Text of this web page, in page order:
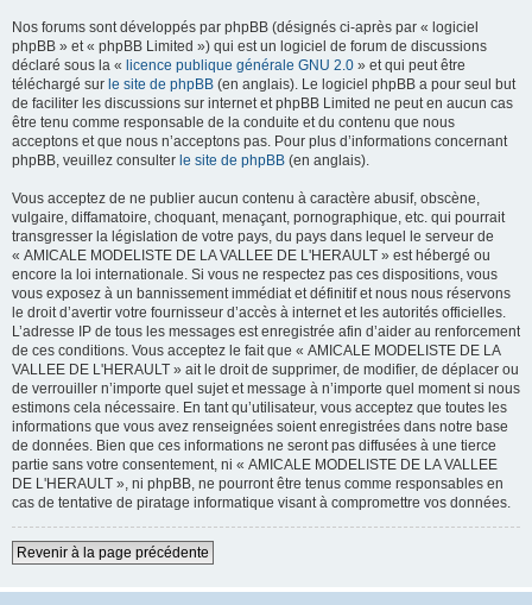
Nos forums sont développés par phpBB (désignés ci-après par « logiciel
phpBB » et « phpBB Limited ») qui est un logiciel de forum de discussions
déclaré sous la « licence publique générale GNU 2.0 » et qui peut être
téléchargé sur le site de phpBB (en anglais). Le logiciel phpBB a pour seul but
de faciliter les discussions sur internet et phpBB Limited ne peut en aucun cas
être tenu comme responsable de la conduite et du contenu que nous
acceptons et que nous n’acceptons pas. Pour plus d’informations concernant
phpBB, veuillez consulter le site de phpBB (en anglais).
Vous acceptez de ne publier aucun contenu à caractère abusif, obscène,
vulgaire, diffamatoire, choquant, menaçant, pornographique, etc. qui pourrait
transgresser la législation de votre pays, du pays dans lequel le serveur de
« AMICALE MODELISTE DE LA VALLEE DE L'HERAULT » est hébergé ou
encore la loi internationale. Si vous ne respectez pas ces dispositions, vous
vous exposez à un bannissement immédiat et définitif et nous nous réservons
le droit d’avertir votre fournisseur d’accès à internet et les autorités officielles.
L’adresse IP de tous les messages est enregistrée afin d’aider au renforcement
de ces conditions. Vous acceptez le fait que « AMICALE MODELISTE DE LA
VALLEE DE L'HERAULT » ait le droit de supprimer, de modifier, de déplacer ou
de verrouiller n’importe quel sujet et message à n’importe quel moment si nous
estimons cela nécessaire. En tant qu’utilisateur, vous acceptez que toutes les
informations que vous avez renseignées soient enregistrées dans notre base
de données. Bien que ces informations ne seront pas diffusées à une tierce
partie sans votre consentement, ni « AMICALE MODELISTE DE LA VALLEE
DE L'HERAULT », ni phpBB, ne pourront être tenus comme responsables en
cas de tentative de piratage informatique visant à compromettre vos données.
Revenir à la page précédente